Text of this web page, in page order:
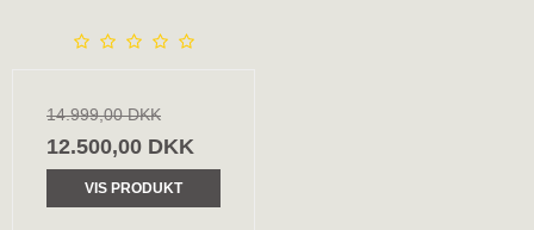
14.999,00 DKK
12.500,00 DKK
VIS PRODUKT